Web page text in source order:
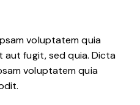
voluptatem quia
fugit, sed quia. Dicta
voluptatem quia